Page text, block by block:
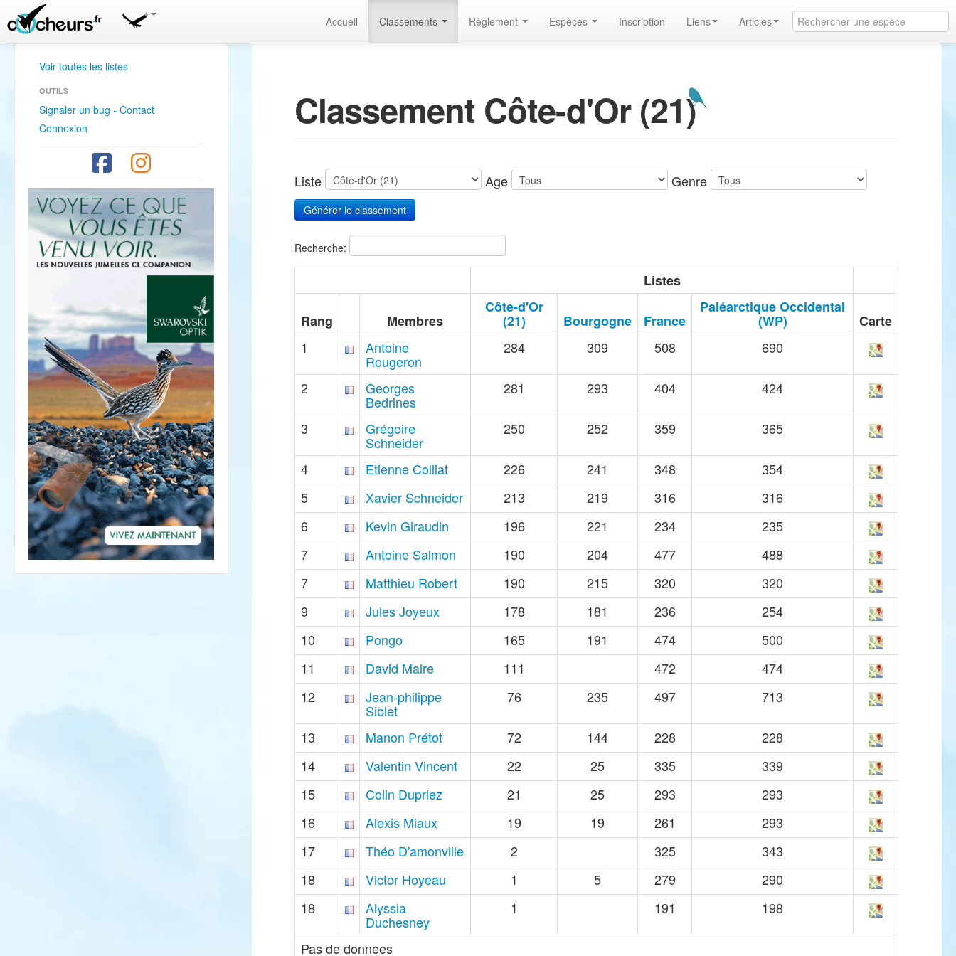
Accueil Classements Règlement Espèces Inscription Liens Articles
Voir toutes les listes
OUTILS
Signaler un bug - Contact
Connexion
Classement Côte-d'Or (21)
Liste Age Genre
Recherche:
Listes
Rang Membres
Côte-d'Or
(21) Bourgogne France
Paléarctique Occidental
(WP)
Carte
1
Antoine
Rougeron
284 309 508 690
2 Georges
Bedrines
281 293 404 424
3 Grégoire
Schneider
250 252 359 365
4 Etienne Colliat 226 241 348
354
5
Xavier Schneider 213 219 316
316
6
Kevin Giraudin 196 221 234
235
7
Antoine Salmon 190 204 477
488
7
Matthieu Robert 190 215 320
320
9
Jules Joyeux 178 181 236
254
10
Pongo 165 191 474
500
11
David Maire 111 472
474
12
Jean-philippe
Siblet
76 235 497 713
13 Manon Prétot 72 144 228
228
14
Valentin Vincent 22 25 335
339
15
Colin Dupriez 21 25 293
293
16
Alexis Miaux 19 19 261
293
17
Théo D'amonville 2 325
343
18
Victor Hoyeau 1 5 279
290
18
Alyssia
Duchesney
1 191 198
Pas de donnees